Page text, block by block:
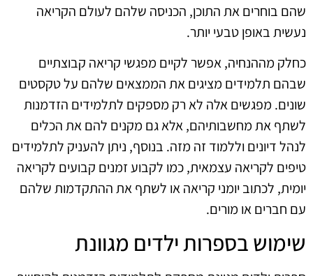
שהם בוחרים את התוכן, הכניסה שלהם לעולם הקריאה
נעשית באופן טבעי יותר.
כחלק מההנחיה, אפשר לקיים מפגשי קריאה קבוצתיים
שבהם תלמידים מציגים את הממצאים שלהם על טקסטים
שונים. מפגשים אלה לא רק מספקים לתלמידים הזדמנות
לשתף את מחשבותיהם, אלא גם מקנים להם את הכלים
לנהל דיונים וללמוד זה מזה. בנוסף, ניתן להעניק לתלמידים
טיפים לקריאה עצמאית, כמו לקבוע זמנים קבועים לקריאה
יומית, לכתוב יומני קריאה או לשתף את ההתקדמות שלהם
עם חברים או מורים.
שימוש בספרות ילדים מגוונת